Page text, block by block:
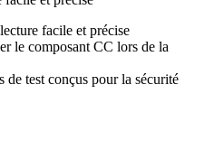
facile et précise
le composant CC lors de la
de test conçus pour la sécurité